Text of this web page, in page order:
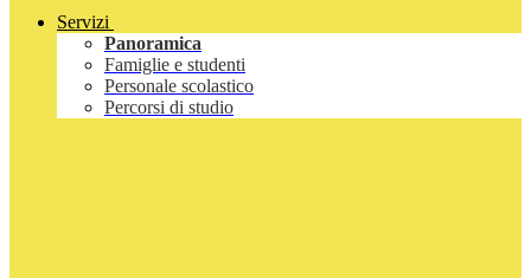
Servizi
Panoramica
Famiglie e studenti
Personale scolastico
Percorsi di studio